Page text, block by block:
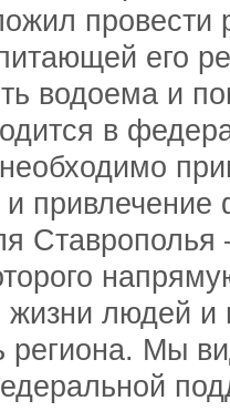
провести
его
водоема и
в
Ставрополья
жизни людей и
региона. Мы